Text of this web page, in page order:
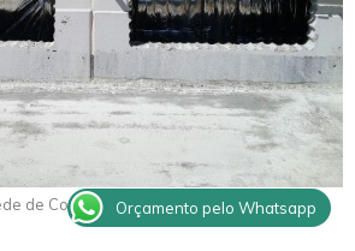
de Concreto TrabijuOrçamento pelo Whatsapp